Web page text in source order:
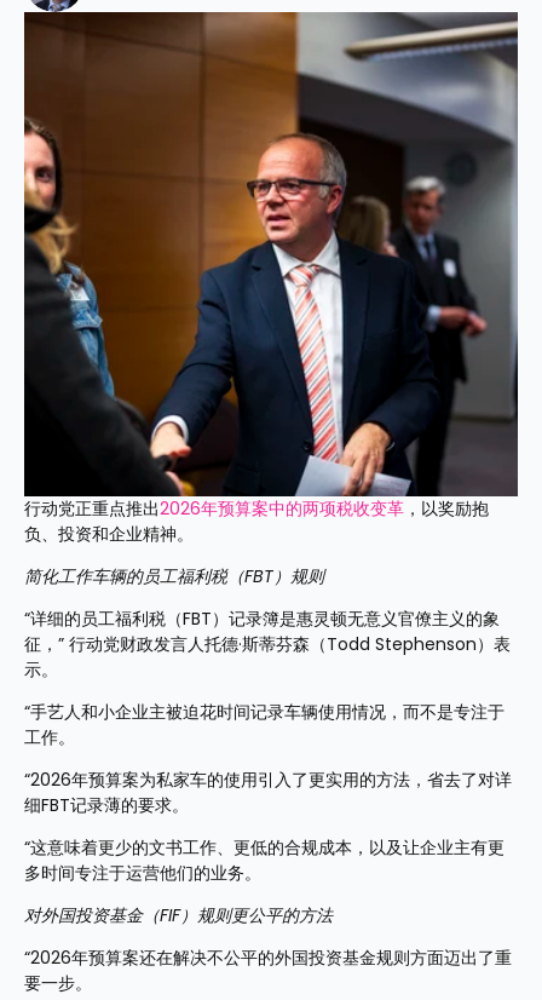
行动党正重点推出2026年预算案中的两项税收变革 ，以奖励抱
负、投资和企业精神。
简化工作车辆的员工福利税（FBT）规则
“详细的员工福利税（FBT）记录簿是惠灵顿无意义官僚主义的象
征，” 行动党财政发言人托德·斯蒂芬森（Todd Stephenson）表
示。
“手艺人和小企业主被迫花时间记录车辆使用情况，而不是专注于
工作。
“2026年预算案为私家车的使用引入了更实用的方法，省去了对详
细FBT记录薄的要求。
“这意味着更少的文书工作、更低的合规成本，以及让企业主有更
多时间专注于运营他们的业务。
对外国投资基金（FIF）规则更公平的方法
“2026年预算案还在解决不公平的外国投资基金规则方面迈出了重
要一步。